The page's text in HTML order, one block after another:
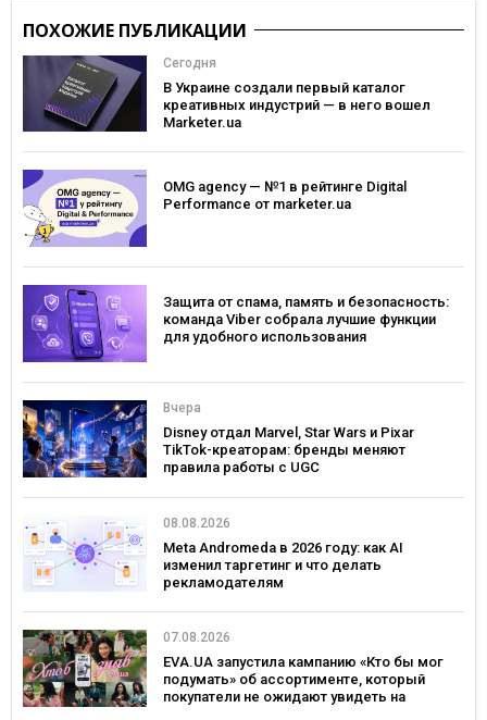
ПОХОЖИЕ ПУБЛИКАЦИИ
Сегодня
В Украине создали первый каталог
креативных индустрий — в него вошел
Marketer.ua
OMG agency — №1 в рейтинге Digital
Performance от marketer.ua
Защита от спама, память и безопасность:
команда Viber собрала лучшие функции
для удобного использования
Вчера
Disney отдал Marvel, Star Wars и Pixar
TikTok-креаторам: бренды меняют
правила работы с UGC
08.08.2026
Meta Andromeda в 2026 году: как AI
изменил таргетинг и что делать
рекламодателям
07.08.2026
EVA.UA запустила кампанию «Кто бы мог
подумать» об ассортименте, который
покупатели не ожидают увидеть на